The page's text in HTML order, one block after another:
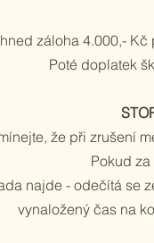
záloha 4.000,-
Poté doplatek
že při zrušení
Pokud
najde - odečítá se
vynaložený čas na